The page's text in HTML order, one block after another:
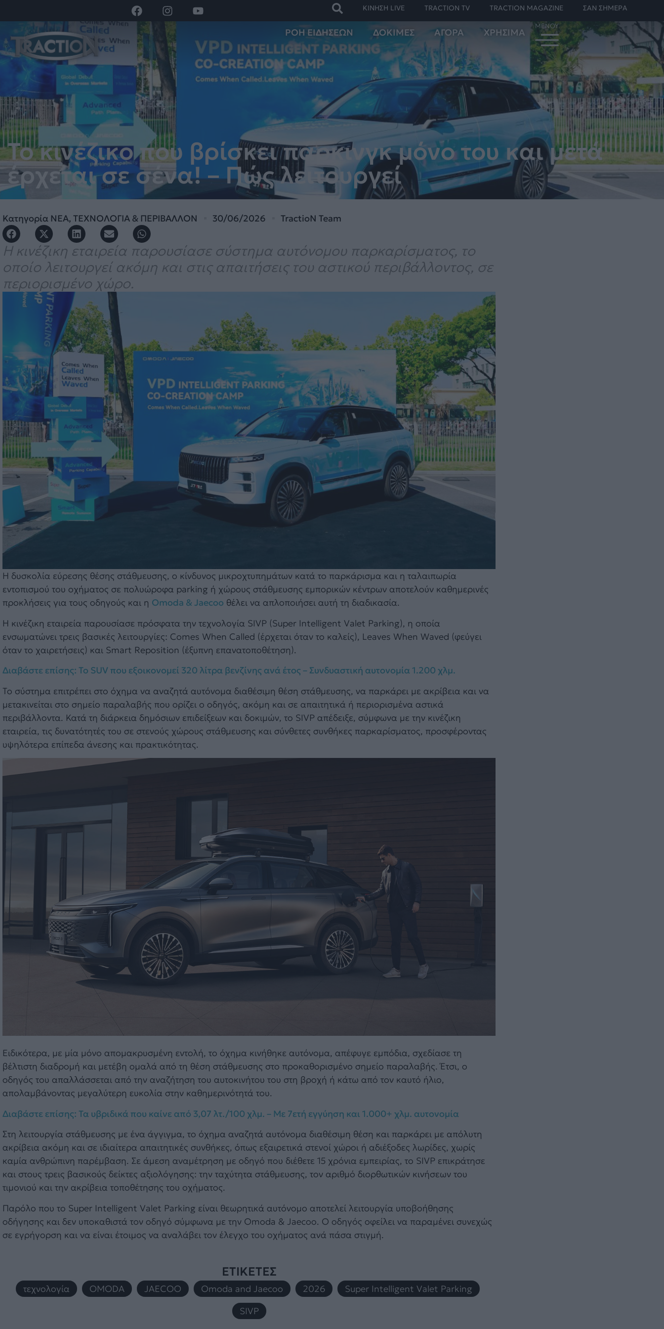
ΚΙΝΗΣΗ LIVE TRACTION TV TRACTION MAGAZINE ΣΑΝ ΣΗΜΕΡΑ
ΡΟΗ ΕΙΔΗΣΕΩΝ ΔΟΚΙΜΕΣ ΑΓΟΡΑ ΧΡΗΣΙΜΑ
Το κινέζικο που βρίσκει πάρκινγκ μόνο του και μετά
έρχεται σε σένα! – Πώς λειτουργεί
Κατηγορία ΝΕΑ, ΤΕΧΝΟΛΟΓΙΑ & ΠΕΡΙΒΑΛΛΟΝ 30/06/2026 TractioN Team
Η κινέζικη εταιρεία παρουσίασε σύστημα αυτόνομου παρκαρίσματος, το
οποίο λειτουργεί ακόμη και στις απαιτήσεις του αστικού περιβάλλοντος, σε
περιορισμένο χώρο.
Η δυσκολία εύρεσης θέσης στάθμευσης, ο κίνδυνος μικροχτυπημάτων κατά το παρκάρισμα και η ταλαιπωρία
εντοπισμού του οχήματος σε πολυώροφα parking ή χώρους στάθμευσης εμπορικών κέντρων αποτελούν καθημερινές
προκλήσεις για τους οδηγούς και η Omoda & Jaecoo θέλει να απλοποιήσει αυτή τη διαδικασία.
Η κινέζικη εταιρεία παρουσίασε πρόσφατα την τεχνολογία SIVP (Super Intelligent Valet Parking), η οποία
ενσωματώνει τρεις βασικές λειτουργίες: Comes When Called (έρχεται όταν το καλείς), Leaves When Waved (φεύγει
όταν το χαιρετήσεις) και Smart Reposition (έξυπνη επανατοποθέτηση).
Διαβάστε επίσης: Το SUV που εξοικονομεί 320 λίτρα βενζίνης ανά έτος – Συνδυαστική αυτονομία 1.200 χλμ.
Το σύστημα επιτρέπει στο όχημα να αναζητά αυτόνομα διαθέσιμη θέση στάθμευσης, να παρκάρει με ακρίβεια και να
μετακινείται στο σημείο παραλαβής που ορίζει ο οδηγός, ακόμη και σε απαιτητικά ή περιορισμένα αστικά
περιβάλλοντα. Κατά τη διάρκεια δημόσιων επιδείξεων και δοκιμών, το SIVP απέδειξε, σύμφωνα με την κινέζικη
εταιρεία, τις δυνατότητές του σε στενούς χώρους στάθμευσης και σύνθετες συνθήκες παρκαρίσματος, προσφέροντας
υψηλότερα επίπεδα άνεσης και πρακτικότητας.
Ειδικότερα, με μία μόνο απομακρυσμένη εντολή, το όχημα κινήθηκε αυτόνομα, απέφυγε εμπόδια, σχεδίασε τη
βέλτιστη διαδρομή και μετέβη ομαλά από τη θέση στάθμευσης στο προκαθορισμένο σημείο παραλαβής. Έτσι, ο
οδηγός του απαλλάσσεται από την αναζήτηση του αυτοκινήτου του στη βροχή ή κάτω από τον καυτό ήλιο,
απολαμβάνοντας μεγαλύτερη ευκολία στην καθημερινότητά του.
Διαβάστε επίσης: Τα υβριδικά που καίνε από 3,07 λτ./100 χλμ. – Με 7ετή εγγύηση και 1.000+ χλμ. αυτονομία
Στη λειτουργία στάθμευσης με ένα άγγιγμα, το όχημα αναζητά αυτόνομα διαθέσιμη θέση και παρκάρει με απόλυτη
ακρίβεια ακόμη και σε ιδιαίτερα απαιτητικές συνθήκες, όπως εξαιρετικά στενοί χώροι ή αδιέξοδες λωρίδες, χωρίς
καμία ανθρώπινη παρέμβαση. Σε άμεση αναμέτρηση με οδηγό που διέθετε 15 χρόνια εμπειρίας, το SIVP επικράτησε
και στους τρεις βασικούς δείκτες αξιολόγησης: την ταχύτητα στάθμευσης, τον αριθμό διορθωτικών κινήσεων του
τιμονιού και την ακρίβεια τοποθέτησης του οχήματος.
Παρόλο που το Super Intelligent Valet Parking είναι θεωρητικά αυτόνομο αποτελεί λειτουργία υποβοήθησης
οδήγησης και δεν υποκαθιστά τον οδηγό σύμφωνα με την Omoda & Jaecoo. Ο οδηγός οφείλει να παραμένει συνεχώς
σε εγρήγορση και να είναι έτοιμος να αναλάβει τον έλεγχο του οχήματος ανά πάσα στιγμή.
ΕΤΙΚΕΤΕΣ
τεχνολογία OMODA JAECOO Omoda and Jaecoo 2026 Super Intelligent Valet Parking
SIVP